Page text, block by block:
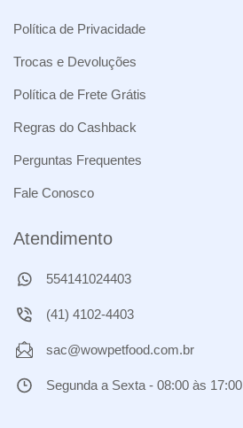
Política de Privacidade
Trocas e Devoluções
Política de Frete Grátis
Regras do Cashback
Perguntas Frequentes
Fale Conosco
Atendimento
554141024403
(41) 4102-4403
sac@wowpetfood.com.br
Segunda a Sexta - 08:00 às 17:00